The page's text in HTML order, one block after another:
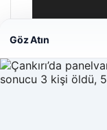
Enes Kaplan
28/04/2026
Web sitemizi nasıl
Göz Atın